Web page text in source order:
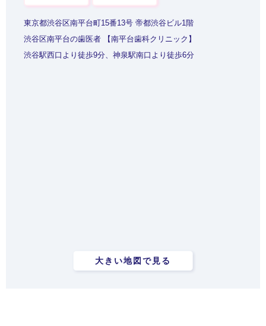
東京都渋谷区南平台町15番13号 帝都渋谷ビル1階
渋谷区南平台の歯医者 【南平台歯科クリニック】
渋谷駅西口より徒歩9分、神泉駅南口より徒歩6分
大きい地図で見る